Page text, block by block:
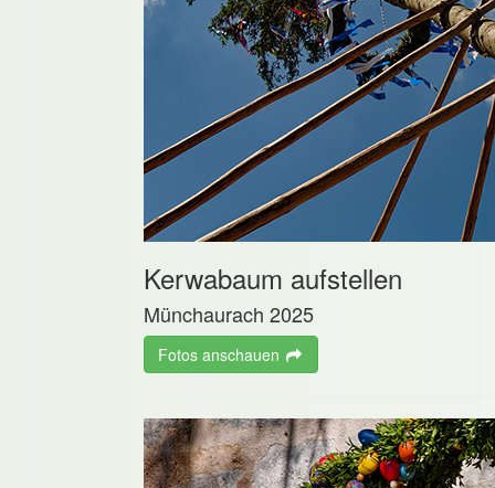
Kerwabaum aufstellen
Münchaurach 2025
Fotos anschauen